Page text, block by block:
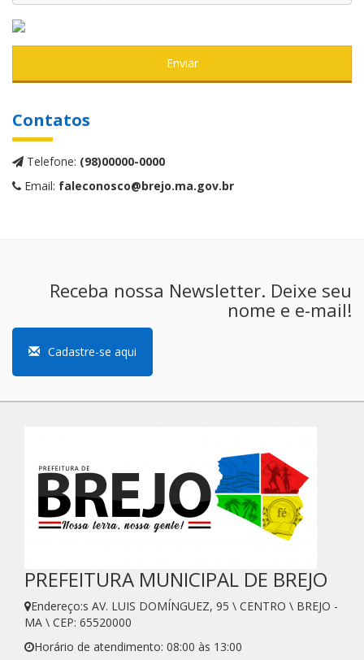
Enviar
Contatos
Telefone: (98)00000-0000
Email: faleconosco@brejo.ma.gov.br
Receba nossa Newsletter. Deixe seu
nome e e-mail!
Cadastre-se aqui
PREFEITURA MUNICIPAL DE BREJO
Endereço:s AV. LUIS DOMÍNGUEZ, 95 \ CENTRO \ BREJO -
MA \ CEP: 65520000
Horário de atendimento: 08:00 às 13:00